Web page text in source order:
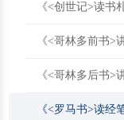
《<创世记>读书
《<哥林多前书>
《<哥林多后书>
《<罗马书>读经